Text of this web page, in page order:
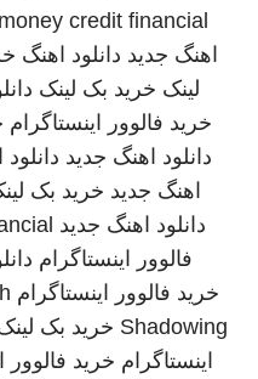
money credit financial
اهنگ جدید دانلود اهنگ
لینک خرید بک لینک
خرید فالوور اینستاگرام
دانلود اهنگ جدید
اهنگ جدید خرید بک
دانلود اهنگ جدید
فالوور اینستاگرام
خرید فالوور اینستاگرام
Shadowing خرید بک
اینستاگرام خرید فالوور